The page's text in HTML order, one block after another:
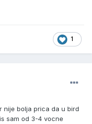
1
nije bolja prica da u bird
sam od 3-4 vocne